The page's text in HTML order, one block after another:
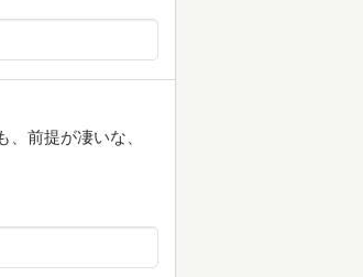
前提が凄いな、